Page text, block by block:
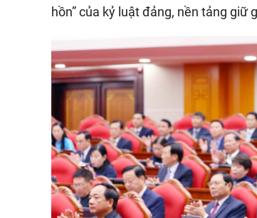
hồn” của kỷ luật đảng, nền tảng